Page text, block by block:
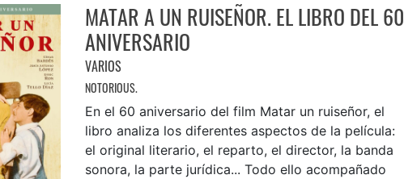
MATAR A UN RUISEÑOR. EL LIBRO DEL 60
ANIVERSARIO
VARIOS
NOTORIOUS.
En el 60 aniversario del film Matar un ruiseñor, el
libro analiza los diferentes aspectos de la película:
el original literario, el reparto, el director, la banda
sonora, la parte jurídica... Todo ello acompañado